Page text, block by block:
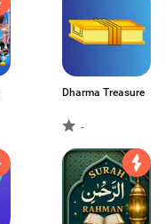
Dharma Treasure
-